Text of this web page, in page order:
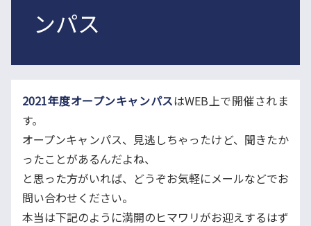
ンパス
2021年度オープンキャンパスはWEB上で開催されま
す。
オープンキャンパス、見逃しちゃったけど、聞きたか
ったことがあるんだよね、
と思った方がいれば、どうぞお気軽にメールなどでお
問い合わせください。
本当は下記のように満開のヒマワリがお迎えするはず